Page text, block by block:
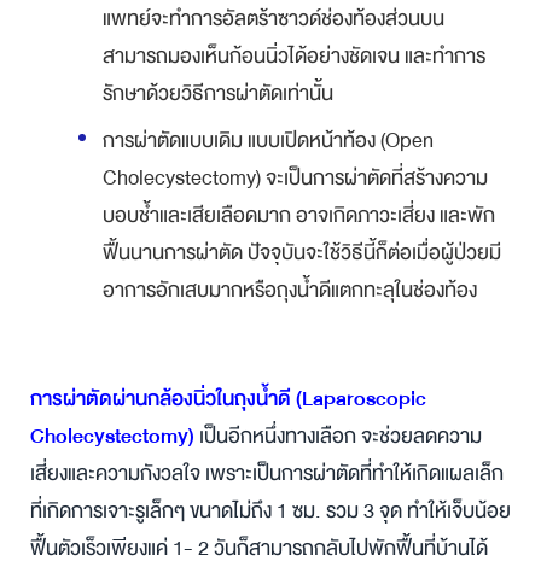
แพทย์จะทำการอัลตร้าซาวด์ช่องท้องส่วนบน
สามารถมองเห็นก้อนนิ่วได้อย่างชัดเจน และทำการ
รักษาด้วยวิธีการผ่าตัดเท่านั้น
การผ่าตัดแบบเดิม แบบเปิดหน้าท้อง (Open
Cholecystectomy) จะเป็นการผ่าตัดที่สร้างความ
บอบช้ำและเสียเลือดมาก อาจเกิดภาวะเสี่ยง และพัก
ฟื้นนานการผ่าตัด ปัจจุบันจะใช้วิธีนี้ก็ต่อเมื่อผู้ป่วยมี
อาการอักเสบมากหรือถุงน้ำดีแตกทะลุในช่องท้อง
การผ่าตัดผ่านกล้องนิ่วในถุงน้ำดี (Laparoscopic
Cholecystectomy) เป็นอีกหนึ่งทางเลือก จะช่วยลดความ
เสี่ยงและความกังวลใจ เพราะเป็นการผ่าตัดที่ทำให้เกิดแผลเล็ก
ที่เกิดการเจาะรูเล็กๆ ขนาดไม่ถึง 1 ซม. รวม 3 จุด ทำให้เจ็บน้อย
ฟื้นตัวเร็วเพียงแค่ 1- 2 วันก็สามารถกลับไปพักฟื้นที่บ้านได้